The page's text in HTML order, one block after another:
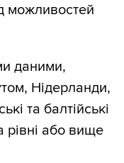
можливостей
даними,
Нідерланди,
та балтійські
рівні або вище